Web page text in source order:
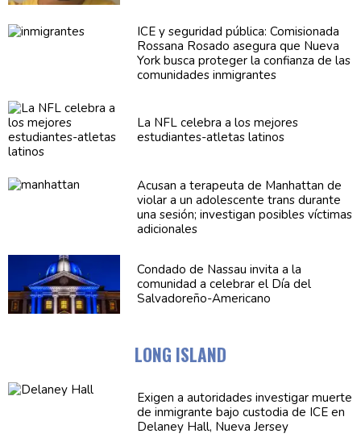
ICE y seguridad pública:Comisionada
Rossana Rosado asegura que Nueva
York busca proteger la confianza de las
comunidades inmigrantes
La NFL celebra a los mejores
estudiantes-atletas latinos
Acusan a terapeuta de Manhattan de
violar a unadolescente trans durante
una sesión; investigan posibles víctimas
adicionales
Condado de Nassau invita a la
comunidad a celebrar el Día del
Salvadoreño-Americano
LONG ISLAND
Exigen aautoridades investigar muerte
de inmigrante bajo custodia de ICE en
Delaney Hall, Nueva Jersey